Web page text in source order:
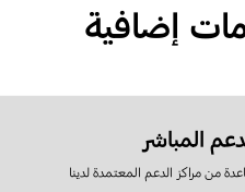
إضافية
المباشر
من مراكز الدعم المعتمدة لدينا